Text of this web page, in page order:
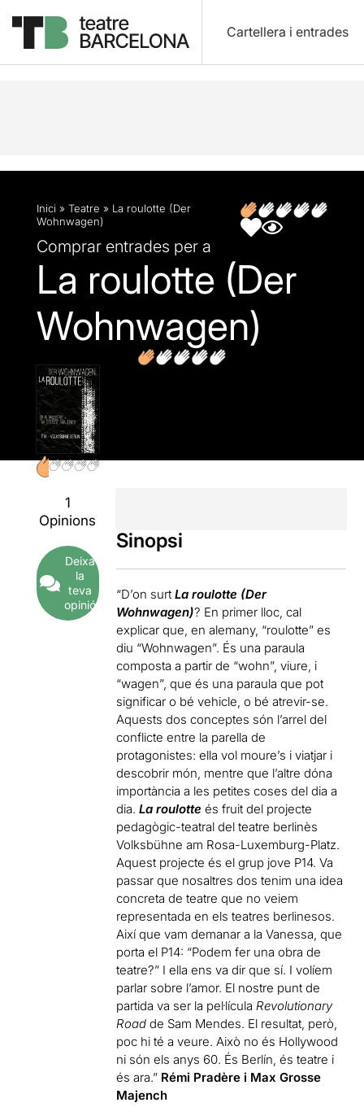
Cartellera i entrades
Descripció Fitxa artística Opinions
Inici » Teatre » La roulotte (Der
Wohnwagen)
Comprar entrades per a
La roulotte (Der
Wohnwagen)
1
Opinions
Deixa
la
teva
opinió
Sinopsi
“D’on surtLa roulotte (Der
Wohnwagen)? En primer lloc, cal
explicar que, en alemany, “roulotte” es
diu “Wohnwagen”. És una paraula
composta a partir de “wohn”, viure, i
“wagen”, que és una paraula que pot
significar o bé vehicle, o bé atrevir-se.
Aquests dos conceptes són l’arrel del
conflicte entre la parella de
protagonistes: ella vol moure’s i viatjar i
descobrir món, mentre que l’altre dóna
importància a les petites coses del dia a
dia.La roulotte és fruit del projecte
pedagògic-teatral del teatre berlinès
Volksbühne am Rosa-Luxemburg-Platz.
Aquest projecte és el grup jove P14. Va
passar que nosaltres dos tenim una idea
concreta de teatre que no veiem
representada en els teatres berlinesos.
Així que vam demanar a la Vanessa, que
porta el P14: “Podem fer una obra de
teatre?” I ella ens va dir que sí. I volíem
parlar sobre l’amor. El nostre punt de
partida va ser la pel·lícula Revolutionary
Road de Sam Mendes. El resultat, però,
poc hi té a veure. Això no és Hollywood
ni són els anys 60. És Berlín, és teatre i
és ara.” Rémi Pradère i Max Grosse
Majench